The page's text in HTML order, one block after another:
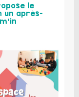
le
un après-